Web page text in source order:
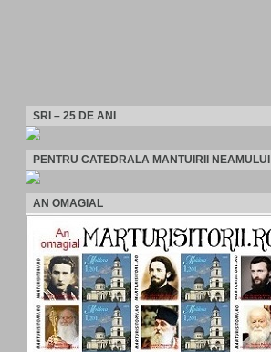
SRI – 25 DE ANI
PENTRU CATEDRALA MANTUIRII NEAMULUI
AN OMAGIAL